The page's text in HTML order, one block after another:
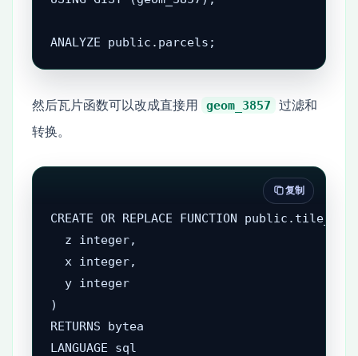
ANALYZE public.parcels;
然后瓦片函数可以改成直接用 geom_3857
过滤和
转换。
CREATE OR REPLACE FUNCTION
  z integer,
  x integer,
  y integer
)
RETURNS bytea
LANGUAGE sql
复制